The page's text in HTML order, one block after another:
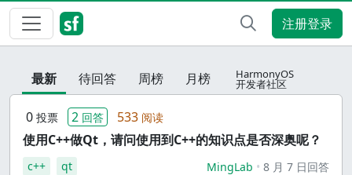
注册登录
最新 待回答 周榜 月榜 HarmonyOS
开发者社区
0 投票 2 回答 533 阅读
使用C++做Qt，请问使用到C++的知识点是否深奥呢？
c++ qt MingLab 8 月 7 日回答